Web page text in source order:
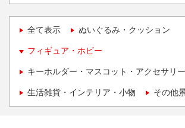
全て表示 ぬいぐるみ・クッション
フィギュア・ホビー
キーホルダー・マスコット・アクセサリー
生活雑貨・インテリア・小物 その他